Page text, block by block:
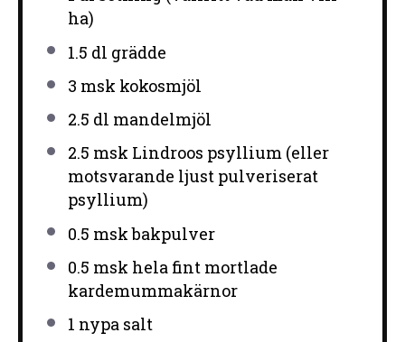
ha)
1.5 dl grädde
3 msk kokosmjöl
2.5 dl mandelmjöl
2.5 msk Lindroos psyllium (eller
motsvarande ljust pulveriserat
psyllium)
0.5 msk bakpulver
0.5 msk hela fint mortlade
kardemummakärnor
1 nypa salt